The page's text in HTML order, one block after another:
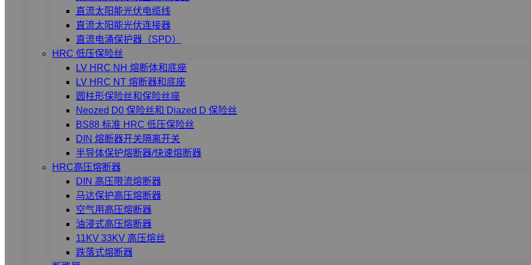
直流太阳能光伏电缆线
直流太阳能光伏连接器
直流电涌保护器（SPD）
HRC 低压保险丝
LV HRC NH 熔断体和底座
LV HRC NT 熔断器和底座
圆柱形保险丝和保险丝座
Neozed D0 保险丝和 Diazed D 保险丝
BS88 标准 HRC 低压保险丝
DIN 熔断器开关隔离开关
半导体保护熔断器/快速熔断器
HRC高压熔断器
DIN 高压限流熔断器
马达保护高压熔断器
空气用高压熔断器
油浸式高压熔断器
11KV 33KV 高压熔丝
跌落式熔断器